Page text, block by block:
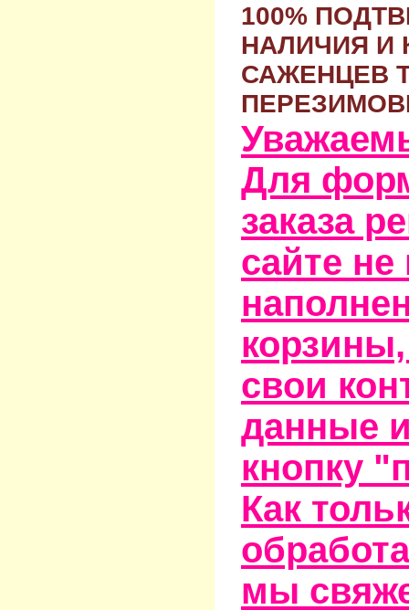
100%
НАЛИЧИЯ И
САЖЕНЦЕВ
Для
заказа
сайте
свои
данные
кнопку
Как
мы